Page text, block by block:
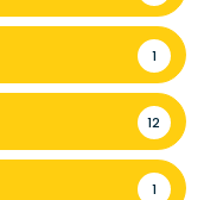
1
12
1